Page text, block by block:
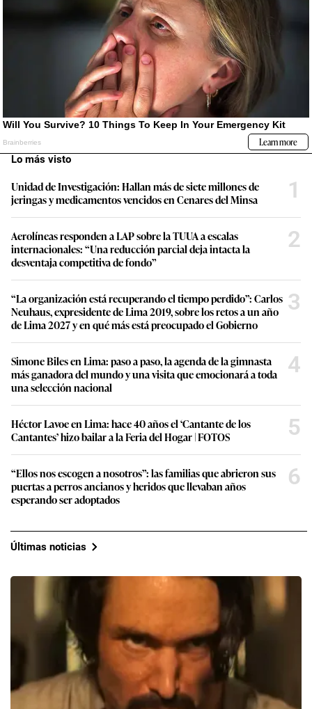
Lo más visto
Unidad de Investigación: Hallan más de siete millones de
jeringas y medicamentos vencidos en Cenares del Minsa
1
Aerolíneas responden a LAP sobre la TUUA a escalas
internacionales: “Una reducción parcial deja intacta la
desventaja competitiva de fondo”
2
“La organización está recuperando el tiempo perdido”: Carlos
Neuhaus, expresidente de Lima 2019, sobre los retos a un año
de Lima 2027 y en qué más está preocupado el Gobierno
3
Simone Biles en Lima: paso a paso, la agenda de la gimnasta
más ganadora del mundo y una visita que emocionará a toda
una selección nacional
4
Héctor Lavoe en Lima: hace 40 años el ‘Cantante de los
Cantantes’ hizo bailar a la Feria del Hogar | FOTOS
5
“Ellos nos escogen a nosotros”: las familias que abrieron sus
puertas a perros ancianos y heridos que llevaban años
esperando ser adoptados
6
Últimas noticias